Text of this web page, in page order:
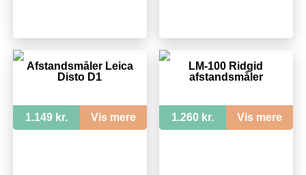
Afstandsmåler Leica
Disto D1
1.149 kr. Vis mere
LM-100 Ridgid
afstandsmåler
1.260 kr. Vis mere